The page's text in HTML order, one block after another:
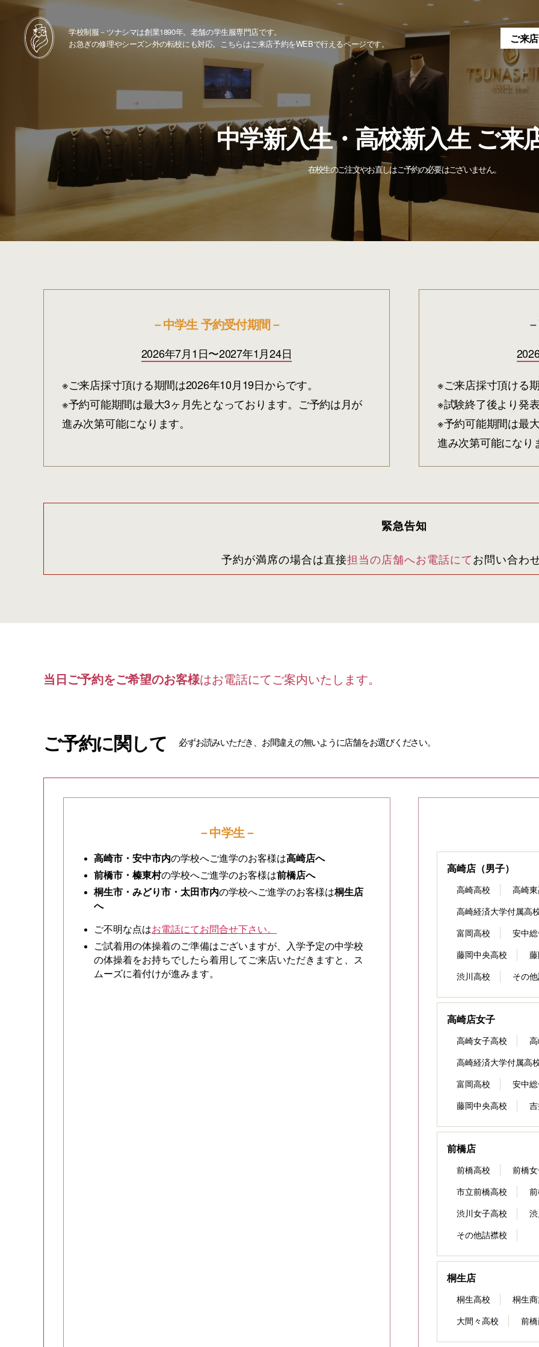
学校制服－ツナシマは創業1890年。老舗の学生服専門店です。
お急ぎの修理やシーズン外の転校にも対応。こちらはご来店予約をWEBで行えるページです。
ご来
中学新入生・高校新入生 ご来
在校生のご注文やお直しはご予約の必要はございません。
－中学生 予約受付期間－
2026年7月1日〜2027年1月24日
※ご来店採寸頂ける期間は2026年10月19日からです。
※予約可能期間は最大3ヶ月先となっております。ご予約は月が
進み次第可能になります。
※ご来店採寸頂ける
※試験終了後より発
※予約可能期間は最
進み次第可能になり
緊急告知
予約が満席の場合は直接担当の店舗へお電話にてお問い合わ
当日ご予約をご希望のお客様はお電話にてご案内いたします。
ご予約に関して 必ずお読みいただき、お間違えの無いように店舗をお選びください。
－中学生－
高崎市・安中市内の学校へご進学のお客様は高崎店へ
前橋市・榛東村の学校へご進学のお客様は前橋店へ
桐生市・みどり市・太田市内の学校へご進学のお客様は桐生店
へ
ご不明な点はお電話にてお問合せ下さい。
ご試着用の体操着のご準備はございますが、入学予定の中学校
の体操着をお持ちでしたら着用してご来店いただきますと、ス
ムーズに着付けが進みます。
高崎店（男子）
高崎高校 高崎
高崎経済大学付属高
富岡高校 安中
藤岡中央高校
渋川高校 その
高崎店女子
高崎女子高校
高崎経済大学付属高
富岡高校 安中
藤岡中央高校
前橋店
前橋高校 前橋
市立前橋高校
渋川女子高校 渋
その他詰襟校
桐生店
桐生高校 桐生
大間々高校 前